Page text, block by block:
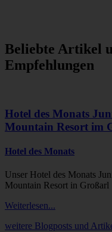
Beliebte Artikel
Empfehlungen
Hotel des Monats
Mountain Resort im
Hotel des Monats
Unser Hotel des Monats
Mountain Resort in Großarl
Weiterlesen...
weitere Blogposts und